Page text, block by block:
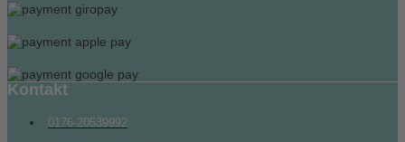
Kontakt
0176-20539992